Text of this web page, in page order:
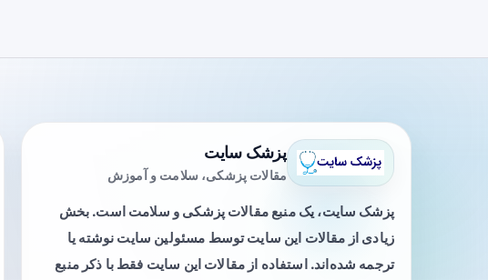
پزشک سایت
مقالات پزشکی، سلامت و آموزش
پزشک سایت، یک منبع مقالات پزشکی و سلامت است. بخش
زیادی از مقالات این سایت توسط مسئولین سایت نوشته یا
ترجمه شده‌اند. استفاده از مقالات این سایت فقط با ذکر منبع